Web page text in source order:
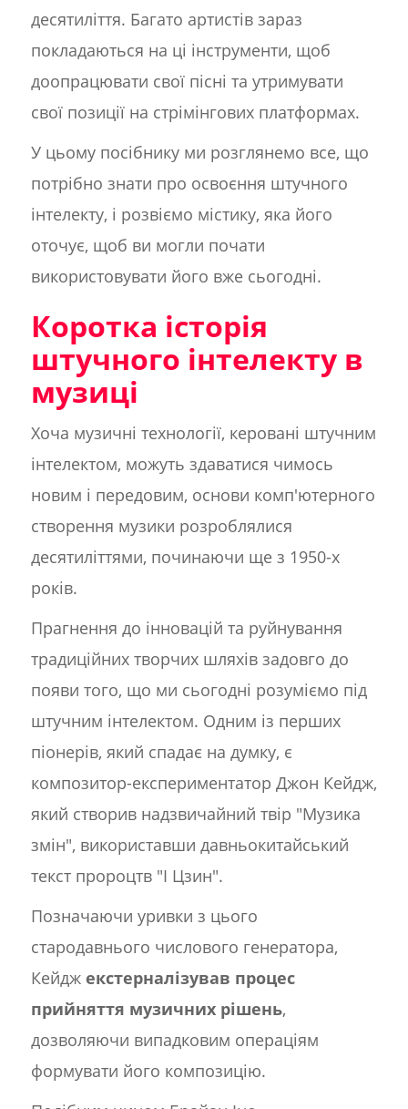
десятиліття. Багато артистів зараз
покладаються на ці інструменти, щоб
доопрацювати свої пісні та утримувати
свої позиції на стрімінгових платформах.
У цьому посібнику ми розглянемо все, що
потрібно знати про освоєння штучного
інтелекту, і розвіємо містику, яка його
оточує, щоб ви могли почати
використовувати його вже сьогодні.
Коротка історія
штучного інтелекту в
музиці
Хоча музичні технології, керовані штучним
інтелектом, можуть здаватися чимось
новим і передовим, основи комп'ютерного
створення музики розроблялися
десятиліттями, починаючи ще з 1950-х
років.
Прагнення до інновацій та руйнування
традиційних творчих шляхів задовго до
появи того, що ми сьогодні розуміємо під
штучним інтелектом. Одним із перших
піонерів, який спадає на думку, є
композитор-експериментатор Джон Кейдж,
який створив надзвичайний твір "Музика
змін", використавши давньокитайський
текст пророцтв "І Цзин".
Позначаючи уривки з цього
стародавнього числового генератора,
Кейдж екстерналізував процес
прийняття музичних рішень,
дозволяючи випадковим операціям
формувати його композицію.